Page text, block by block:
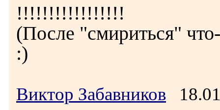
!!!!!!!!!!!!!!!!!
(После "смириться"
:)
Виктор Забавников